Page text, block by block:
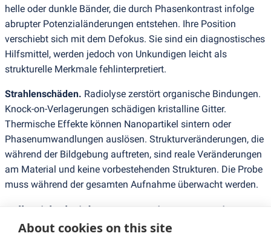
About cookies on this site
helle oder dunkle Bänder, die durch Phasenkontrast infolge
abrupter Potenzialänderungen entstehen. Ihre Position
verschiebt sich mit dem Defokus. Sie sind ein diagnostisches
Hilfsmittel, werden jedoch von Unkundigen leicht als
strukturelle Merkmale fehlinterpretiert.
Strahlenschäden. Radiolyse zerstört organische Bindungen.
Knock-on-Verlagerungen schädigen kristalline Gitter.
Thermische Effekte können Nanopartikel sintern oder
Phasenumwandlungen auslösen. Strukturveränderungen, die
während der Bildgebung auftreten, sind reale Veränderungen
am Material und keine vorbestehenden Strukturen. Die Probe
muss während der gesamten Aufnahme überwacht werden.
Fallstricke bei der Kontrastinterpretation